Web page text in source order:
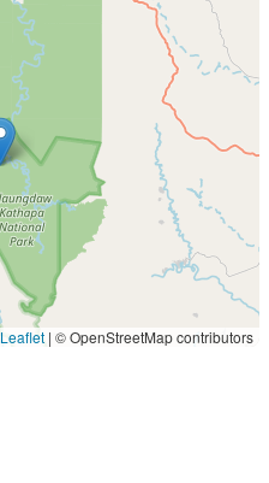
Leaflet | © OpenStreetMap contributors